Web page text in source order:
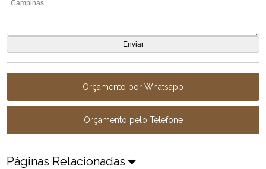
Orçamento por Whatsapp
Orçamento pelo Telefone
Páginas Relacionadas